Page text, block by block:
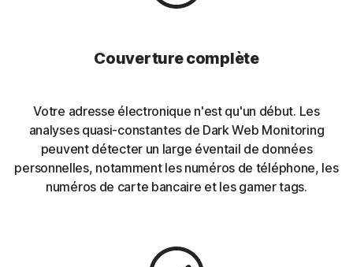
Couverture complète
Votre adresse électronique n'est qu'un début. Les
analyses quasi-constantes de Dark Web Monitoring
peuvent détecter un large éventail de données
personnelles, notamment les numéros de téléphone, les
numéros de carte bancaire et les gamer tags.